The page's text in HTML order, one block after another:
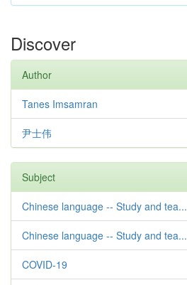
Discover
Author
Tanes Imsamran
尹士伟
Subject
Chinese language -- Study and tea...
Chinese language -- Study and tea...
COVID-19